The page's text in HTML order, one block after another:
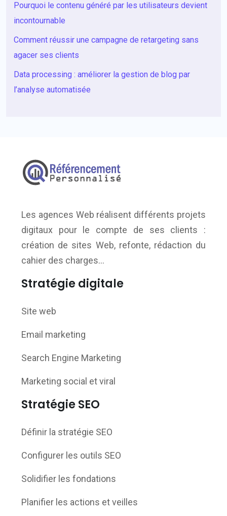
Pourquoi le contenu généré par les utilisateurs devient
incontournable
Comment réussir une campagne de retargeting sans
agacer ses clients
Data processing : améliorer la gestion de blog par
l’analyse automatisée
Les agences Web réalisent différents projets
digitaux pour le compte de ses clients :
création de sites Web, refonte, rédaction du
cahier des charges…
Stratégie digitale
Site web
Email marketing
Search Engine Marketing
Marketing social et viral
Stratégie SEO
Définir la stratégie SEO
Configurer les outils SEO
Solidifier les fondations
Planifier les actions et veilles